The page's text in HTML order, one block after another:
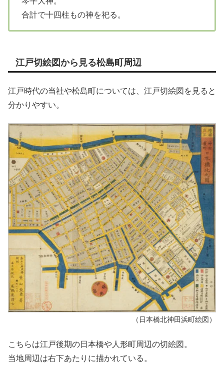
合計で十四柱もの神を祀る。
江戸切絵図から見る松島町周辺
江戸時代の当社や松島町については、江戸切絵図を見ると
分かりやすい。
（日本橋北神田浜町絵図）
こちらは江戸後期の日本橋や人形町周辺の切絵図。
当地周辺は右下あたりに描かれている。